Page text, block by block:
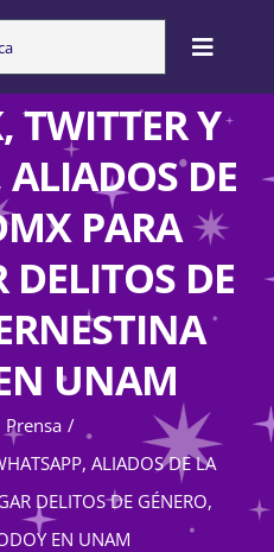
Toggle
de género
TWITTER Y
DE
PARA
DELITOS DE
UNAM
Prensa
ALIADOS DE LA
DELITOS DE GÉNERO,
EN UNAM